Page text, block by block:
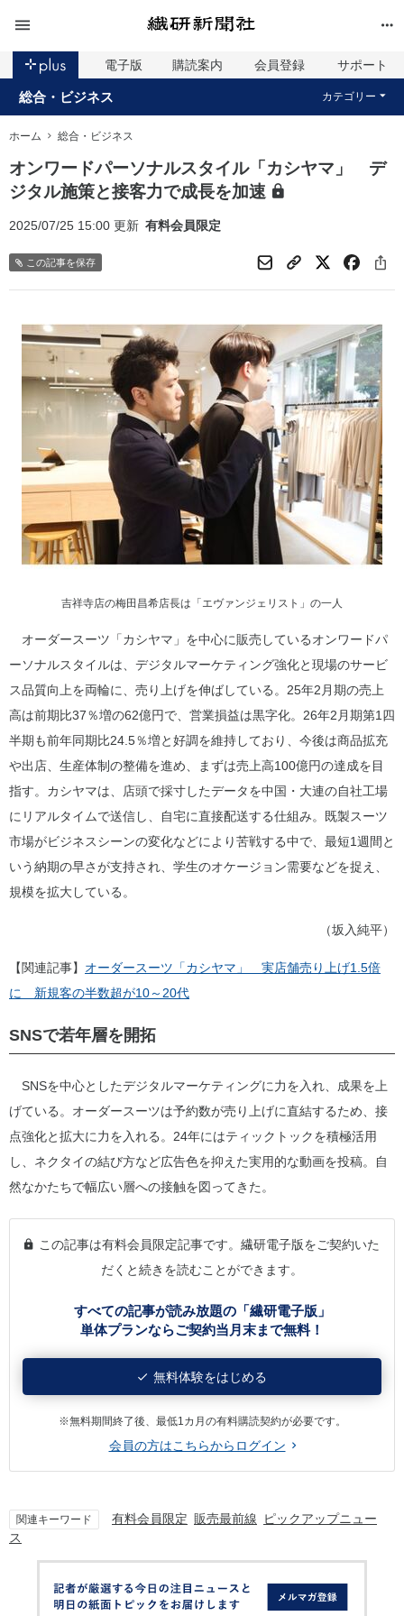
電子版 購読案内 会員登録 サポート
総合・ビジネス カテゴリー
ホーム 総合・ビジネス
オンワードパーソナルスタイル「カシヤマ」 デ
ジタル施策と接客力で成長を加速
2025/07/25 15:00 更新 有料会員限定
この記事を保存
吉祥寺店の梅田昌希店長は「エヴァンジェリスト」の一人
オーダースーツ「カシヤマ」を中心に販売しているオンワードパ
ーソナルスタイルは、デジタルマーケティング強化と現場のサービ
ス品質向上を両輪に、売り上げを伸ばしている。25年2月期の売上
高は前期比37％増の62億円で、営業損益は黒字化。26年2月期第1四
半期も前年同期比24.5％増と好調を維持しており、今後は商品拡充
や出店、生産体制の整備を進め、まずは売上高100億円の達成を目
指す。カシヤマは、店頭で採寸したデータを中国・大連の自社工場
にリアルタイムで送信し、自宅に直接配送する仕組み。既製スーツ
市場がビジネスシーンの変化などにより苦戦する中で、最短1週間と
いう納期の早さが支持され、学生のオケージョン需要などを捉え、
規模を拡大している。
（坂入純平）
【関連記事】 オーダースーツ「カシヤマ」 実店舗売り上げ1.5倍
に 新規客の半数超が10～20代
SNSで若年層を開拓
SNSを中心としたデジタルマーケティングに力を入れ、成果を上
げている。オーダースーツは予約数が売り上げに直結するため、接
点強化と拡大に力を入れる。24年にはティックトックを積極活用
し、ネクタイの結び方など広告色を抑えた実用的な動画を投稿。自
然なかたちで幅広い層への接触を図ってきた。
この記事は有料会員限定記事です。繊研電子版をご契約いた
だくと続きを読むことができます。
すべての記事が読み放題の「繊研電子版」
単体プランならご契約当月末まで無料！
無料体験をはじめる
※無料期間終了後、最低1カ月の有料購読契約が必要です。
会員の方はこちらからログイン
関連キーワード 有料会員限定 販売最前線
ピックアップニュー
ス